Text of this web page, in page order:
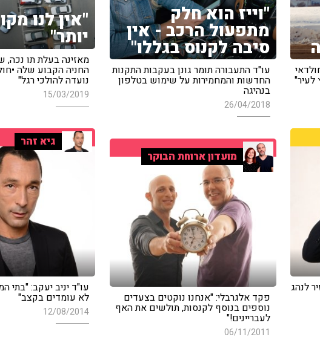
"אין לנו
יותר"
מאזינה בעלת תו
החניה הקבוע שלה
נועדה להולכי רגל"
15/03/2019
לעיר"
"וייז הוא חלק
מתפעול הרכב - אין
סיבה לקנוס בגללו"
עו"ד התעבורה תומר גונן בעקבות התקנות
החדשות והמחמירות על שימוש בטלפון
בנהיגה
26/04/2018
לנהג
גיא זהר
עו"ד יניב יעקב: "בתי
לא עומדים בקצב"
12/08/2014
מועדון ארוחת הבוקר
פקד אלגרבלי: "אנחנו נוקטים בצעדים
נוספים בנוסף לקנסות, תולשים את האף
לעבריינים!"
06/11/2011